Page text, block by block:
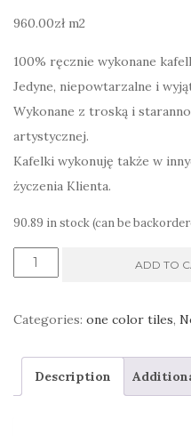
960.00zł m2
100% ręcznie wykonane
Jedyne, niepowtarzalne i
Wykonane z troską i
artystycznej.
Kafelki wykonuję także w
życzenia Klienta.
90.89 in stock (can be
kafle
wypalonej
gliny
ADD TO
Categories: one color tiles,
Description